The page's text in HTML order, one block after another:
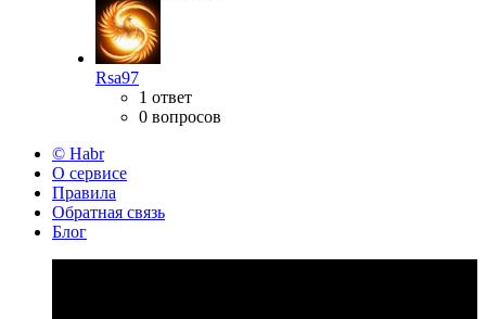
Rsa97
1 ответ
0 вопросов
© Habr
О сервисе
Правила
Обратная связь
Блог